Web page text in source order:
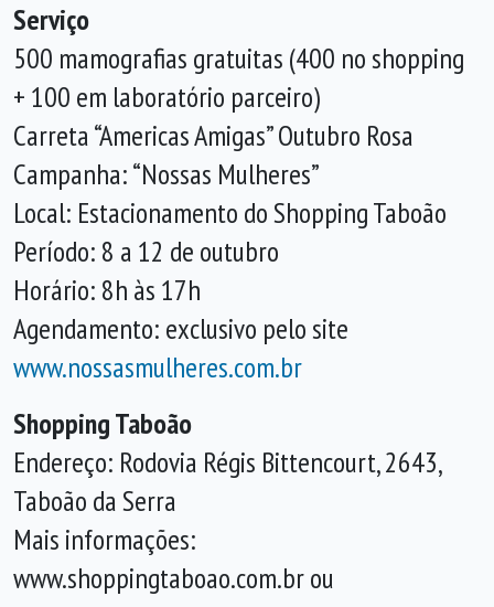
Serviço
500 mamografias gratuitas (400 no shopping
+ 100 em laboratório parceiro)
Carreta “Americas Amigas” Outubro Rosa
Campanha: “Nossas Mulheres”
Local: Estacionamento do Shopping Taboão
Período: 8 a 12 de outubro
Horário: 8h às 17h
Agendamento: exclusivo pelo site
www.nossasmulheres.com.br
Shopping Taboão
Endereço: Rodovia Régis Bittencourt, 2643,
Taboão da Serra
Mais informações:
www.shoppingtaboao.com.br ou